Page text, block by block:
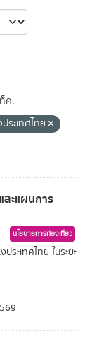
ค:
ระเทศไทย
ะแผนการ
นโยบายการท่องเที่ยว
ะเทศไทย ในระยะ